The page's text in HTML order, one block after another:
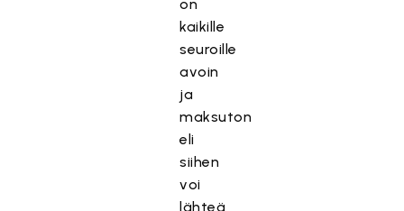
on
kaikille
seuroille
avoin
ja
maksuton
eli
siihen
voi
lähteä